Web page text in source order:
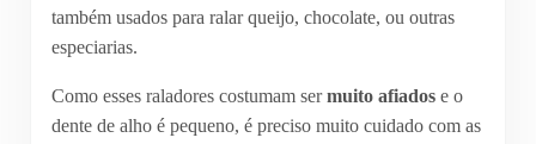
também usados para ralar queijo, chocolate, ou outras
especiarias.
Como esses raladores costumam sermuito afiadose o
dente de alho é pequeno, é preciso muito cuidado com as